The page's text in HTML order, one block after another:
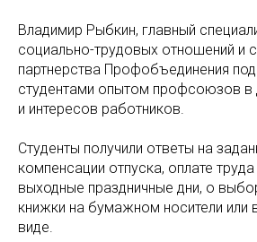
Владимир Рыбкин, главный
социально-трудовых отношений и
партнерства Профобъединения
студентами опытом профсоюзов в
и интересов работников.
Студенты получили ответы на
компенсации отпуска, оплате
выходные праздничные дни, о
книжки на бумажном носители или
виде.